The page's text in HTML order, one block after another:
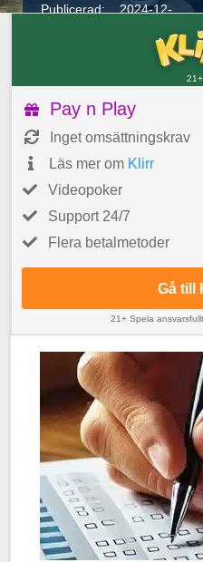
21+ Spela ansvarsfullt
Publicerad: 2024-12-
Pay n Play
Inget omsättningskrav
Läs mer om Klirr
Videopoker
Support 24/7
Flera betalmetoder
Gå till
21+ Spela ansvarsfullt